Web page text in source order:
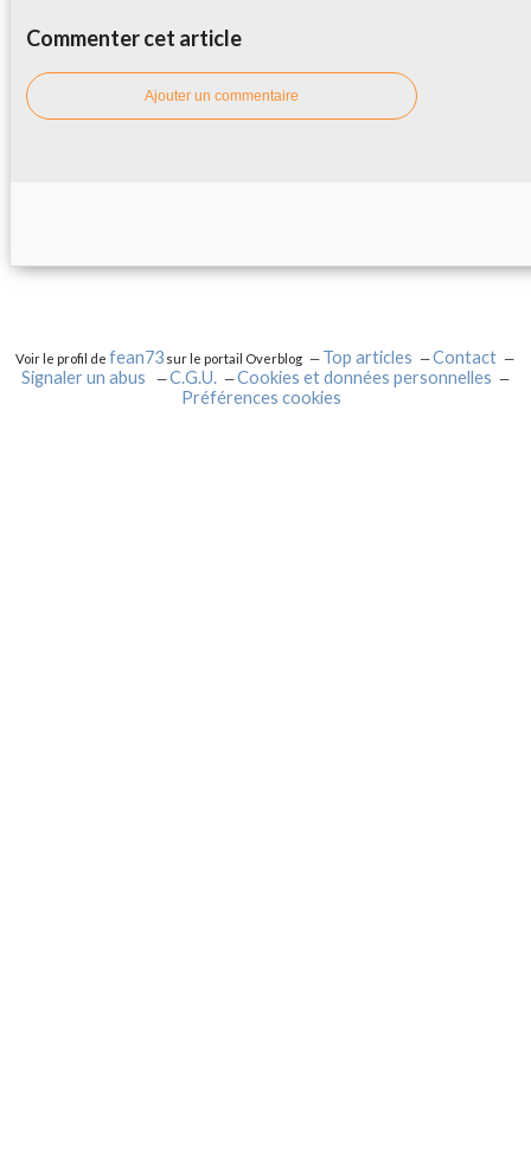
Commenter cet article
Ajouter un commentaire
Voir le profil defean73 sur le portail Overblog Top articles
Contact
Signaler un abus
C.G.U.
Cookies et données personnelles
Préférences cookies